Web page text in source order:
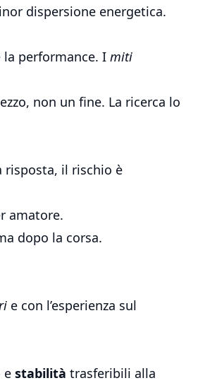
dispersione energetica.
performance. I miti
non un fine. La ricerca lo
risposta, il rischio è
amatore.
dopo la corsa.
e con l’esperienza sul
e stabilità trasferibili alla